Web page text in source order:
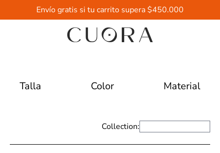
Envío gratis si tu carrito supera $450.000
Talla Color Material
Collection: